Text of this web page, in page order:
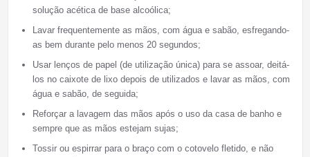
solução acética de base alcoólica;
Lavar frequentemente as mãos, com água e sabão, esfregando-
as bem durante pelo menos 20 segundos;
Usar lenços de papel (de utilização única) para se assoar, deitá-
los no caixote de lixo depois de utilizados e lavar as mãos, com
água e sabão, de seguida;
Reforçar a lavagem das mãos após o uso da casa de banho e
sempre que as mãos estejam sujas;
Tossir ou espirrar para o braço com o cotovelo fletido, e não